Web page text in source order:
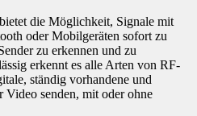
die Möglichkeit, Signale mit
oder Mobilgeräten sofort zu
zu erkennen und zu
erkennt es alle Arten von RF-
ständig vorhandene und
senden, mit oder ohne